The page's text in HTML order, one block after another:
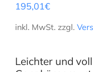
195,01€
inkl. MwSt. zzgl.
Leichter und